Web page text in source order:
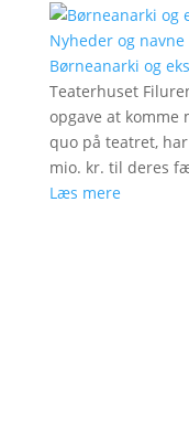
Nyheder og navne
Børneanarki og
Teaterhuset
opgave at komme
quo på teatret,
mio. kr. til deres
Læs mere